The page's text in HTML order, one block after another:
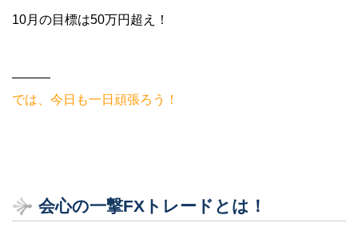
10月の目標は50万円超え！
———
では、今日も一日頑張ろう！
会心の一撃FXトレードとは！